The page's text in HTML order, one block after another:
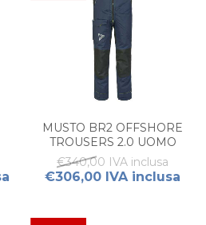
MUSTO BR2 OFFSHORE
TROUSERS 2.0 UOMO
€340,00 IVA inclusa
€306,00 IVA inclusa